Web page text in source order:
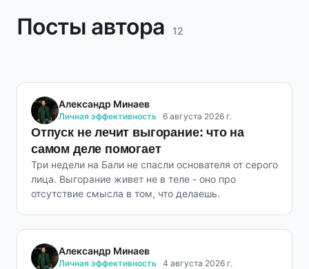
Посты автора 12
Александр Минаев
Личная эффективность 6 августа 2026 г.
Отпуск не лечит выгорание: что на
самом деле помогает
Три недели на Бали не спасли основателя от серого
лица. Выгорание живет не в теле - оно про
отсутствие смысла в том, что делаешь.
Александр Минаев
Личная эффективность 4 августа 2026 г.